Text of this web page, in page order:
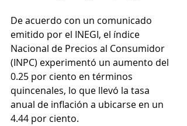
De acuerdo con un comunicado
emitido por el INEGI, el índice
Nacional de Precios al Consumidor
(INPC) experimentó un aumento del
0.25 por ciento en términos
quincenales, lo que llevó la tasa
anual de inflación a ubicarse en un
4.44 por ciento.